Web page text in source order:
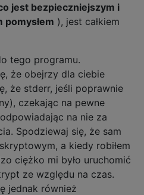
jest bezpieczniejszym i
pomysłem ), jest całkiem
tego programu.
że obejrzy dla ciebie
że stderr, jeśli poprawnie
czekając na pewne
na nie za
Spodziewaj się, że sam
a kiedy robiłem
ciężko mi było uruchomić
ze względu na czas.
jednak również